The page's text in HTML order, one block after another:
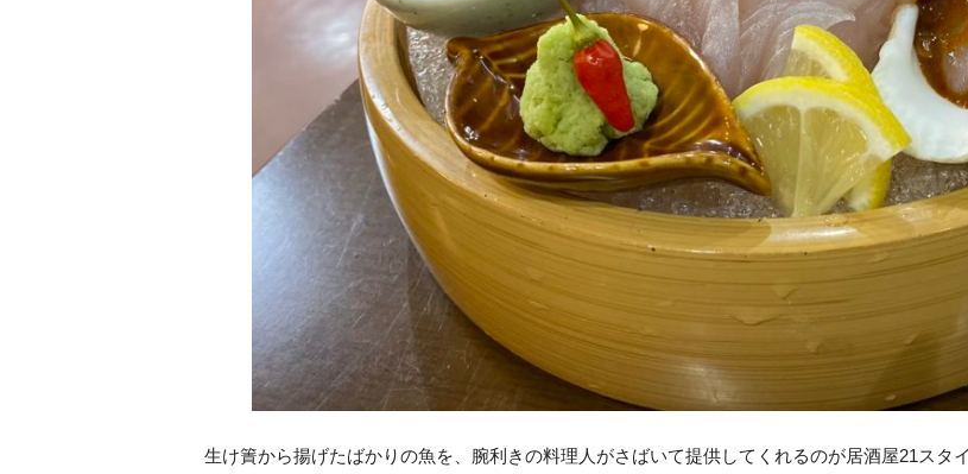
生け簀から揚げたばかりの魚を、腕利きの料理人がさばいて提供してくれるのが居酒屋21スタ